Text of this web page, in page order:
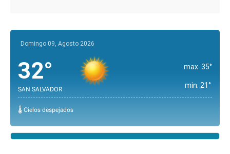
Domingo 09, Agosto 2026
32°
SAN SALVADOR
max. 35°
min. 21°
🌡️ Cielos despejados